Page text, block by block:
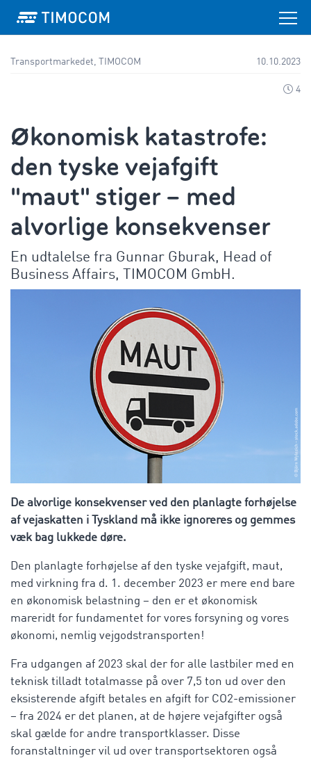
Transportmarkedet, TIMOCOM 10.10.2023
4
Økonomisk katastrofe:
den tyske vejafgift
"maut" stiger – med
alvorlige konsekvenser
En udtalelse fra Gunnar Gburak, Head of
Business Affairs, TIMOCOM GmbH.
De alvorlige konsekvenser ved den planlagte forhøjelse
af vejaskatten i Tyskland må ikke ignoreres og gemmes
væk bag lukkede døre.
Den planlagte forhøjelse af den tyske vejafgift, maut,
med virkning fra d. 1. december 2023 er mere end bare
en økonomisk belastning – den er et økonomisk
mareridt for fundamentet for vores forsyning og vores
økonomi, nemlig vejgodstransporten!
Fra udgangen af 2023 skal der for alle lastbiler med en
teknisk tilladt totalmasse på over 7,5 ton ud over den
eksisterende afgift betales en afgift for CO2-emissioner
– fra 2024 er det planen, at de højere vejafgifter også
skal gælde for andre transportklasser. Disse
foranstaltninger vil ud over transportsektoren også